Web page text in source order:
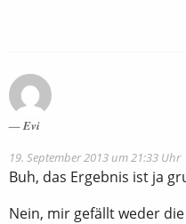
Evi
19. September 2013 um 21:33 Uhr
Buh, das Ergebnis ist ja
Nein, mir gefällt weder